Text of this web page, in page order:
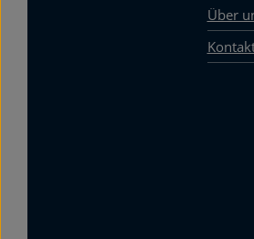
Über